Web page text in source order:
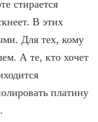
стирается
В этих
Для тех, кому
А те, кто хочет
платину